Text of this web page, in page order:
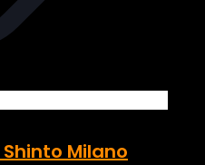
Milano